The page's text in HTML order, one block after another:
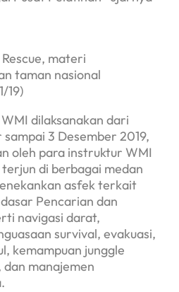
materi
taman nasional
19)
dilaksanakan dari
3 Desember 2019,
oleh para instruktur WMI
di berbagai medan
asfek terkait
Pencarian dan
navigasi darat,
survival, evakuasi,
kemampuan junggle
manajemen